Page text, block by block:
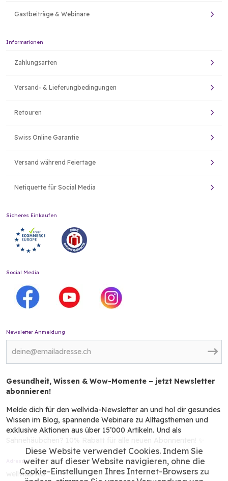
Diese Website verwendet Cookies. Indem Sie
weiter auf dieser Website navigieren, ohne die
Cookie-Einstellungen Ihres Internet-Browsers zu
Gastbeiträge & Webinare
Informationen
Zahlungsarten
Versand- & Lieferungbedingungen
Retouren
Swiss Online Garantie
Versand während Feiertage
Netiquette für Social Media
Sicheres Einkaufen
Social Media
Newsletter Anmeldung
Gesundheit, Wissen & Wow-Momente – jetzt Newsletter
abonnieren!
Melde dich für den wellvida-Newsletter an und hol dir gesundes
Wissen im Blog, spannende Webinare zu Alltagsthemen und
exklusive Aktionen aus über 15’000 Artikeln. Und als
Adresse
wellvida AG